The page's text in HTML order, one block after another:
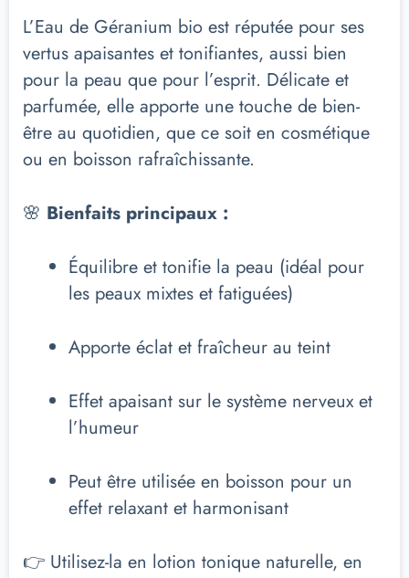
L’Eau de Géranium bio est réputée pour ses
vertus apaisantes et tonifiantes, aussi bien
pour la peau que pour l’esprit. Délicate et
parfumée, elle apporte une touche de bien-
être au quotidien, que ce soit en cosmétique
ou en boisson rafraîchissante.
🌸 Bienfaits principaux :
Équilibre et tonifie la peau (idéal pour
les peaux mixtes et fatiguées)
Apporte éclat et fraîcheur au teint
Effet apaisant sur le système nerveux et
l’humeur
Peut être utilisée en boisson pour un
effet relaxant et harmonisant
👉 Utilisez-la en lotion tonique naturelle, en